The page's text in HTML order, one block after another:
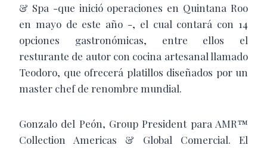
& Spa -que inició operaciones en Quintana Roo
en mayo de este año -, el cual contará con 14
opciones gastronómicas, entre ellos el
resturante de autor con cocina artesanal llamado
Teodoro, que ofrecerá platillos diseñados por un
master chef de renombre mundial.
Gonzalo del Peón, Group President para AMR™
Collection Americas & Global Comercial. El